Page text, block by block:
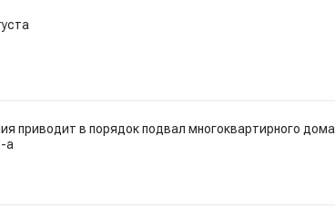
приводит в порядок подвал многоквартирного дома
а